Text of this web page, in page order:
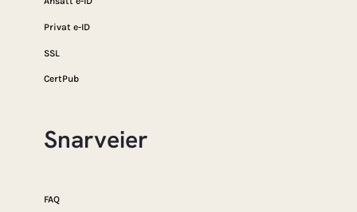
Privat e-ID
SSL
CertPub
Snarveier
FAQ